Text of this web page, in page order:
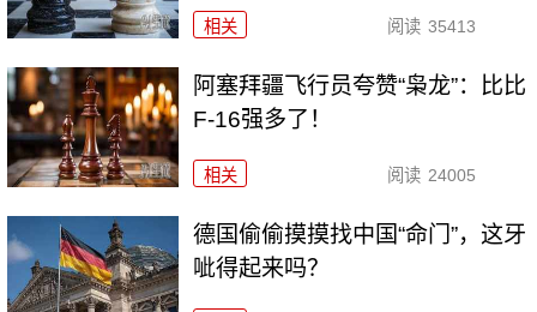
相关 阅读 35413
阿塞拜疆飞行员夸赞“枭龙”：比比
F-16强多了！
相关 阅读 24005
德国偷偷摸摸找中国“命门”，这牙
呲得起来吗？